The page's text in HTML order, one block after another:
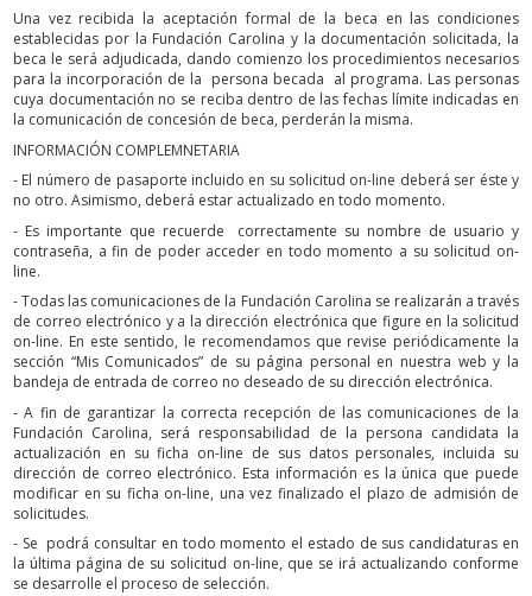
Una vez recibida la aceptación formal de la beca en las condiciones
establecidas por la Fundación Carolina y la documentación solicitada, la
beca le será adjudicada, dando comienzo los procedimientos necesarios
para la incorporación de la persona becada al programa. Las personas
cuya documentación no se reciba dentro de las fechas límite indicadas en
la comunicación de concesión de beca, perderán la misma.
INFORMACIÓN COMPLEMNETARIA
- El número de pasaporte incluido en su solicitud on-line deberá ser éste y
no otro. Asimismo, deberá estar actualizado en todo momento.
- Es importante que recuerde correctamente su nombre de usuario y
contraseña, a fin de poder acceder en todo momento a su solicitud on-
line.
- Todas las comunicaciones de la Fundación Carolina se realizarán a través
de correo electrónico y a la dirección electrónica que figure en la solicitud
on-line. En este sentido, le recomendamos que revise periódicamente la
sección “Mis Comunicados” de su página personal en nuestra web y la
bandeja de entrada de correo no deseado de su dirección electrónica.
- A fin de garantizar la correcta recepción de las comunicaciones de la
Fundación Carolina, será responsabilidad de la persona candidata la
actualización en su ficha on-line de sus datos personales, incluida su
dirección de correo electrónico. Esta información es la única que puede
modificar en su ficha on-line, una vez finalizado el plazo de admisión de
solicitudes.
- Se podrá consultar en todo momento el estado de sus candidaturas en
la última página de su solicitud on-line, que se irá actualizando conforme
se desarrolle el proceso de selección.